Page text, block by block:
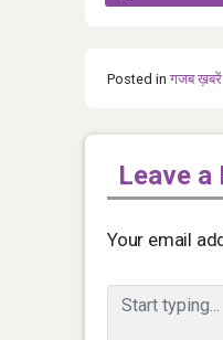
Posted in गजब ख़बरें
Leave a
Your email